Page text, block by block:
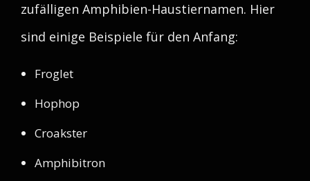
zufälligen Amphibien-Haustiernamen. Hier
sind einige Beispiele für den Anfang:
Froglet
Hophop
Croakster
Amphibitron